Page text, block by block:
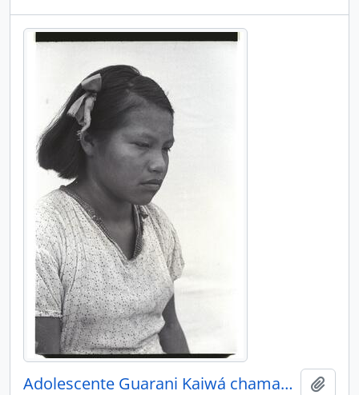
Adolescente Guarani Kaiwá chamada Etelvina